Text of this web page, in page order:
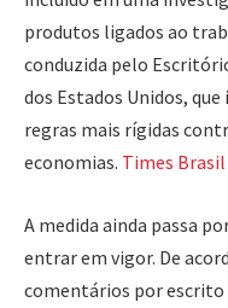
produtos ligados ao
conduzida pelo
dos Estados Unidos,
regras mais rígidas
economias. Times Brasil
A medida ainda passa
entrar em vigor. De
comentários por escrito